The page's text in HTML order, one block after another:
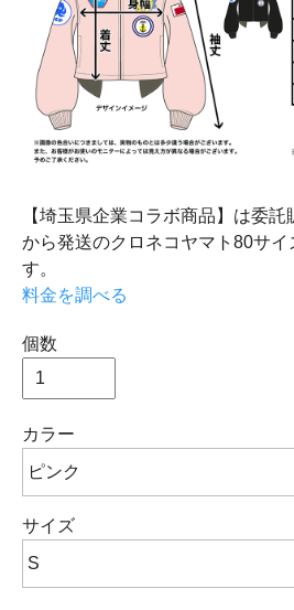
【埼玉県企業コラボ商品】は委
から発送のクロネコヤマト80サイ
す。
料金を調べる
個数
カラー
サイズ